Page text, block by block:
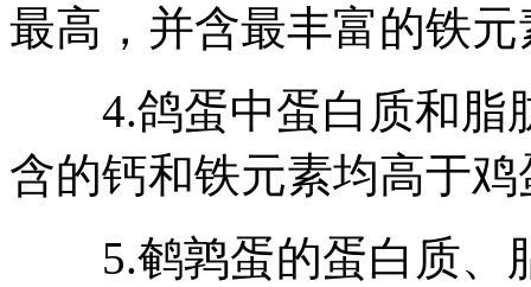
最高，并含最丰富的铁
4.鸽蛋中蛋白质和脂
含的钙和铁元素均高于鸡
5.鹌鹑蛋的蛋白质、